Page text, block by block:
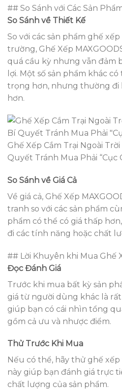
## So Sánh với Các Sản
So Sánh về Thiết Kế
So với các sản phẩm ghế
trường, Ghế Xếp
quá cầu kỳ nhưng vẫn đảm
lợi. Một số sản phẩm khác
trọng hơn, nhưng thường đi
hơn.
Ghế Xếp Cắm Trại Ngoài
Quyết Tránh Mua Phải “Cục
So Sánh về Giá Cả
Về giá cả, Ghế Xếp
tranh so với các sản phẩm
phẩm có thể có giá thấp
đi các tính năng hoặc chất
## Lời Khuyên khi Mua Ghế
Đọc Đánh Giá
Trước khi mua bất kỳ sản
giá từ người dùng khác là
giúp bạn có cái nhìn tổng
gồm cả ưu và nhược điểm.
Thử Trước Khi Mua
Nếu có thể, hãy thử ghế
này giúp bạn đánh giá trực
chất lượng của sản phẩm.